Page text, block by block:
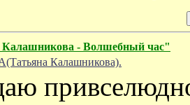
Калашникова - Волшебный час"
Калашникова).